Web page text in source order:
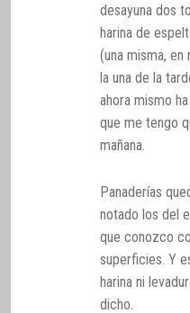
desayuna dos
harina de
(una misma,
la una de la
ahora mismo
que me tengo
mañana.
Panaderías
notado los del
que conozco
superficies. Y
harina ni
dicho.